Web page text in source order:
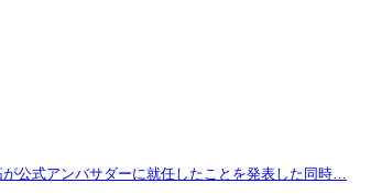
公式アンバサダーに就任したことを発表した同時…